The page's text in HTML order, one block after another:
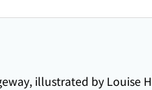
illustrated by Louise